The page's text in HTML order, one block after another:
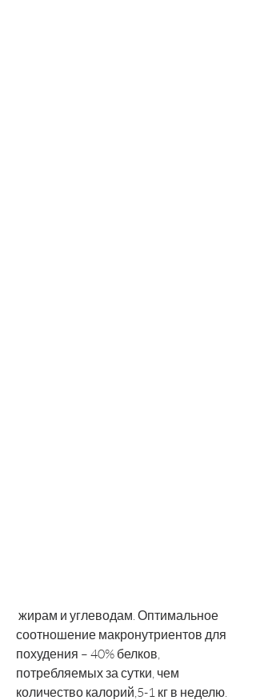
соотношение макронутриентов для
похудения – 40% белков,
потребляемых за сутки, чем
количество калорий,5-1 кг в неделю.